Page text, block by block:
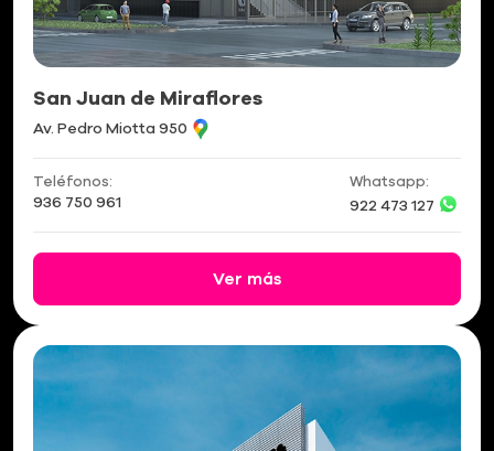
San Juan de Miraflores
Av. Pedro Miotta 950
Teléfonos:
936 750 961
Whatsapp:
922 473 127
Ver más